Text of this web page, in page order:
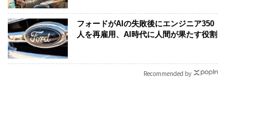
フォードがAIの失敗後にエンジニア350
人を再雇用、AI時代に人間が果たす役割
Recommended by